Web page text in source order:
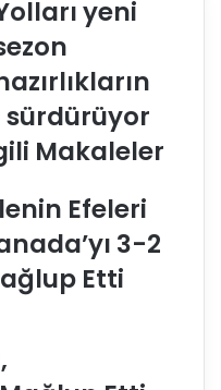
a
yeni
sürdürüyor
Makaleler
Efeleri
3-2
Etti